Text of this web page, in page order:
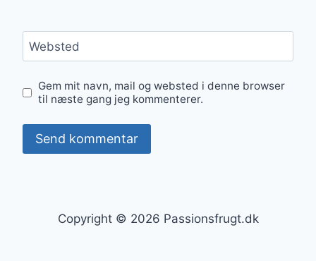
Websted
Gem mit navn, mail og websted i denne browser
til næste gang jeg kommenterer.
Copyright © 2026 Passionsfrugt.dk